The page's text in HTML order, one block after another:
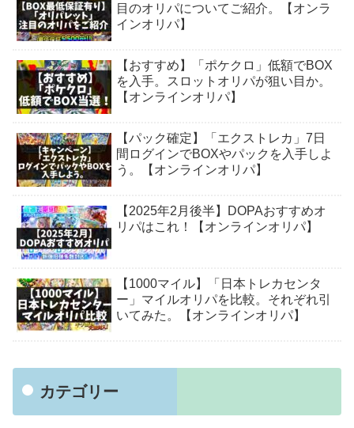
目のオリパについてご紹介。【オンラ
インオリパ】
【おすすめ】「ポケクロ」低額でBOX
を入手。スロットオリパが狙い目か。
【オンラインオリパ】
【パック確定】「エクストレカ」7日
間ログインでBOXやパックを入手しよ
う。【オンラインオリパ】
【2025年2月後半】DOPAおすすめオ
リパはこれ！【オンラインオリパ】
【1000マイル】「日本トレカセンタ
ー」マイルオリパを比較。それぞれ引
いてみた。【オンラインオリパ】
カテゴリー